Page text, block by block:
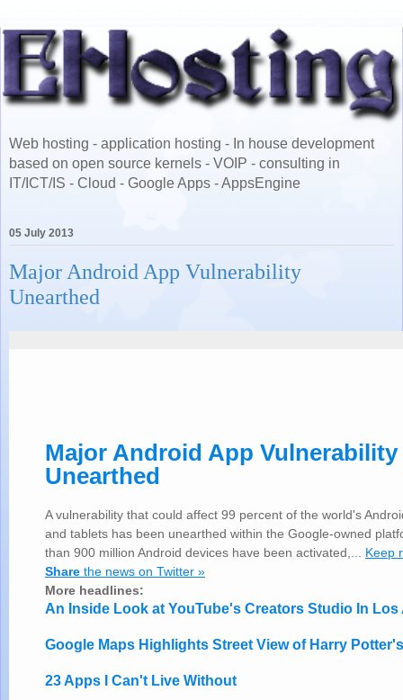
Web hosting - application hosting - In house development
based on open source kernels - VOIP - consulting in
IT/ICT/IS - Cloud - Google Apps - AppsEngine
05 July 2013
Major Android App Vulnerability
Unearthed
Major Android App Vulnerability
Unearthed
A vulnerability that could affect 99 percent of the world's
and tablets has been unearthed within the Google-owned
than 900 million Android devices have been activated,... Keep
Share the news on Twitter »
More headlines:
An Inside Look at YouTube's Creators Studio In Los
Google Maps Highlights Street View of Harry
23 Apps I Can't Live Without